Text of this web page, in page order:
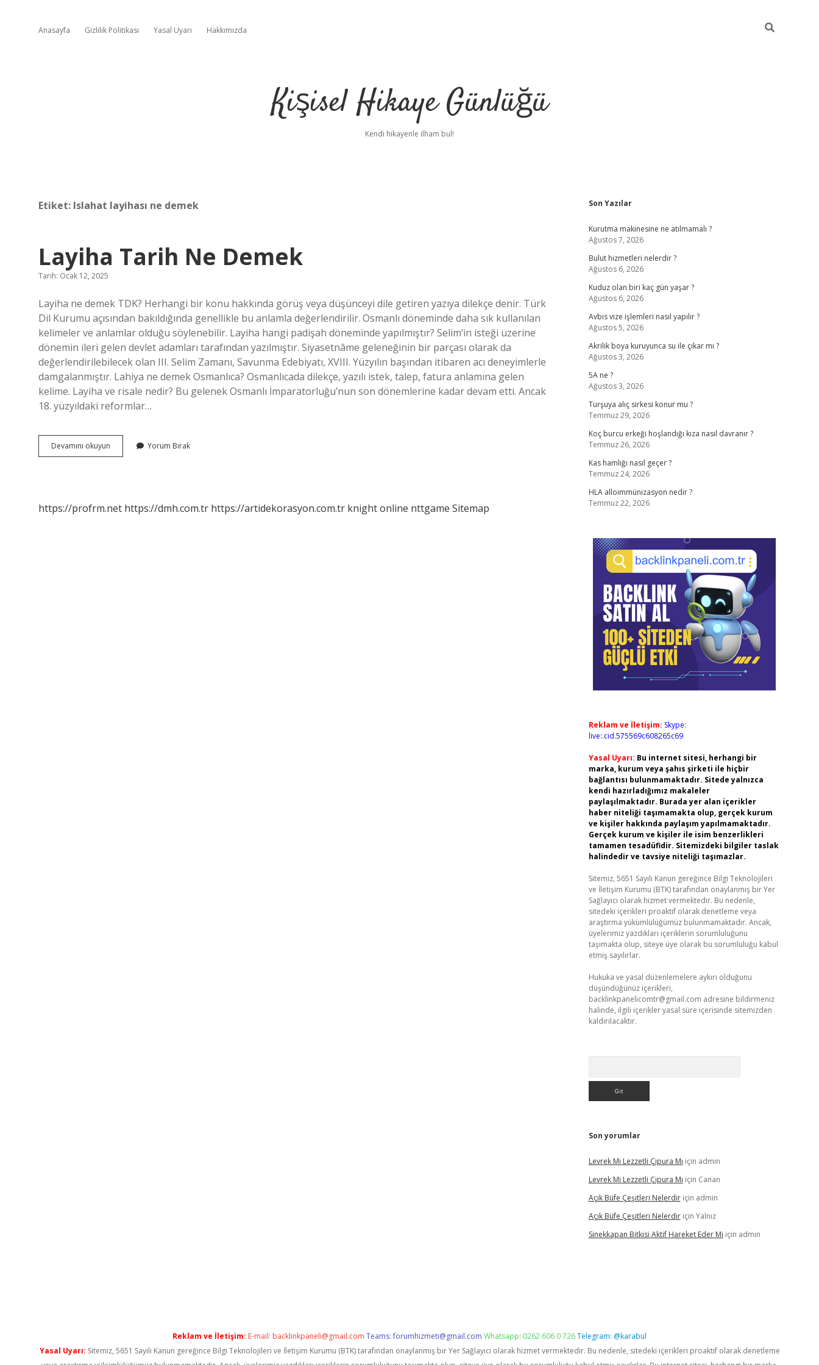
Anasayfa Gizlilik Politikası Yasal Uyarı Hakkımızda
Kişisel Hikaye Günlüğü
Kendi hikayenle ilham bul!
Etiket: Islahat layihası ne demek
Layiha Tarih Ne Demek
Tarih: Ocak 12, 2025
Layiha ne demek TDK? Herhangi bir konu hakkında görüş veya düşünceyi dile getiren yazıya dilekçe denir. Türk
Dil Kurumu açısından bakıldığında genellikle bu anlamla değerlendirilir. Osmanlı döneminde daha sık kullanılan
kelimeler ve anlamlar olduğu söylenebilir. Layiha hangi padişah döneminde yapılmıştır? Selim’in isteği üzerine
dönemin ileri gelen devlet adamları tarafından yazılmıştır. Siyasetnâme geleneğinin bir parçası olarak da
değerlendirilebilecek olan III. Selim Zamanı, Savunma Edebiyatı, XVIII. Yüzyılın başından itibaren acı deneyimlerle
damgalanmıştır. Lahiya ne demek Osmanlıca? Osmanlıcada dilekçe, yazılı istek, talep, fatura anlamına gelen
kelime. Layiha ve risale nedir? Bu gelenek Osmanlı İmparatorluğu’nun son dönemlerine kadar devam etti. Ancak
18. yüzyıldaki reformlar…
Devamını okuyun
Tarih
Yorum Bırak
https://profrm.net https://dmh.com.tr https://artidekorasyon.com.tr knight online nttgame Sitemap
Sidebar
Son Yazılar
Kurutma makinesine ne atılmamalı ?
Ağustos 7, 2026
Bulut hizmetleri nelerdir ?
Ağustos 6, 2026
Kuduz olan biri kaç gün yaşar ?
Ağustos 6, 2026
Avbis vize işlemleri nasıl yapılır ?
Ağustos 5, 2026
Akrilik boya kuruyunca su ile çıkar mı ?
Ağustos 3, 2026
5A ne ?
Ağustos 3, 2026
Turşuya alıç sirkesi konur mu ?
Temmuz 29, 2026
Koç burcu erkeği hoşlandığı kıza nasıl davranır ?
Temmuz 26, 2026
Kas hamlığı nasıl geçer ?
Temmuz 24, 2026
HLA alloimmünizasyon nedir ?
Temmuz 22, 2026
Reklam ve İletişim: Skype:
live:.cid.575569c608265c69
Yasal Uyarı: Bu internet sitesi, herhangi bir
marka, kurum veya şahıs şirketi ile hiçbir
bağlantısı bulunmamaktadır. Sitede yalnızca
kendi hazırladığımız makaleler
paylaşılmaktadır. Burada yer alan içerikler
haber niteliği taşımamakta olup, gerçek kurum
ve kişiler hakkında paylaşım yapılmamaktadır.
Gerçek kurum ve kişiler ile isim benzerlikleri
tamamen tesadüfidir. Sitemizdeki bilgiler taslak
halindedir ve tavsiye niteliği taşımazlar.
Sitemiz, 5651 Sayılı Kanun gereğince Bilgi Teknolojileri
ve İletişim Kurumu (BTK) tarafından onaylanmış bir Yer
Sağlayıcı olarak hizmet vermektedir. Bu nedenle,
sitedeki içerikleri proaktif olarak denetleme veya
araştırma yükümlülüğümüz bulunmamaktadır. Ancak,
üyelerimiz yazdıkları içeriklerin sorumluluğunu
taşımakta olup, siteye üye olarak bu sorumluluğu kabul
etmiş sayılırlar.
Hukuka ve yasal düzenlemelere aykırı olduğunu
düşündüğünüz içerikleri,
backlinkpanelicomtr@gmail.com adresine bildirmeniz
halinde, ilgili içerikler yasal süre içerisinde sitemizden
kaldırılacaktır.
Son yorumlar
Levrek Mi Lezzetli Çipura Mı için admin
Levrek Mi Lezzetli Çipura Mı için Canan
Açık Büfe Çeşitleri Nelerdiriçin admin
Açık Büfe Çeşitleri Nelerdiriçin Yalnız
Sinekkapan Bitkisi Aktif Hareket Eder Mi için admin
Reklam ve İletişim: E-mail: backlinkpaneli@gmail.com Teams:forumhizmeti@gmail.com Whatsapp: 0262 606 0 726Telegram: @karabul
Yasal Uyarı: Sitemiz, 5651 Sayılı Kanun gereğince Bilgi Teknolojileri ve İletişim Kurumu (BTK) tarafından onaylanmış bir Yer Sağlayıcı olarak hizmet vermektedir. Bu nedenle, sitedeki içerikleri proaktif olarak denetleme